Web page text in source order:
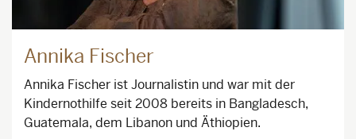
Annika Fischer
Annika Fischer ist Journalistin und war mit der
Kindernothilfe seit 2008 bereits in Bangladesch,
Guatemala, dem Libanon und Äthiopien.